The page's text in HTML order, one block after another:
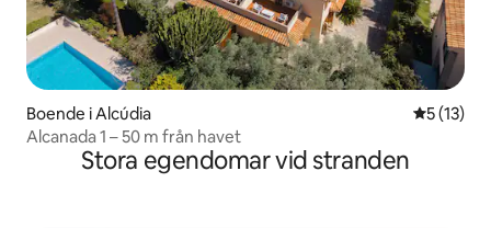
Boende i Alcúdia 5 av 5 i
5 (13)
Alcanada 1 – 50 m från havet
Stora egendomar vid stranden